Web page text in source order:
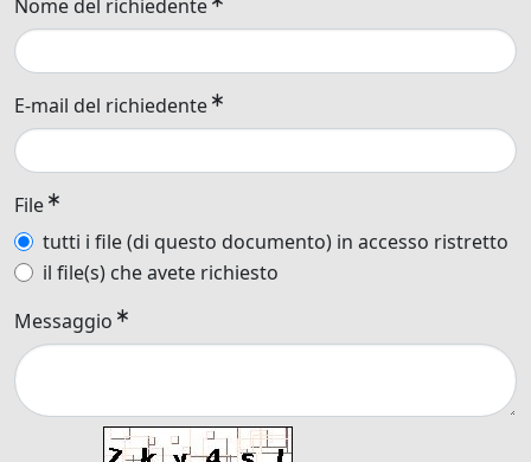
Nome del richiedente
E-mail del richiedente
File
tutti i file (di questo documento) in accesso ristretto
il file(s) che avete richiesto
Messaggio